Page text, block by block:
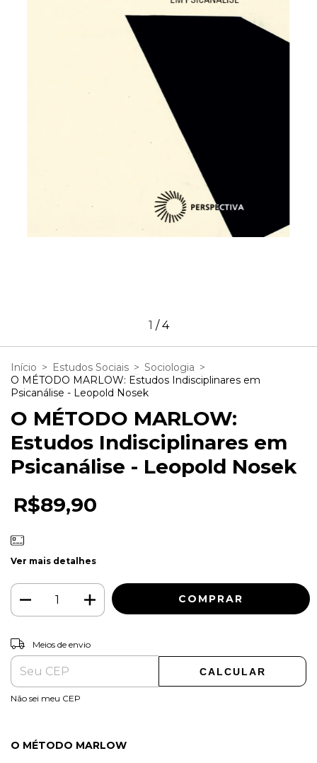
1 /4
Início > Estudos Sociais > Sociologia >
O MÉTODO MARLOW: Estudos Indisciplinares em
Psicanálise - Leopold Nosek
O MÉTODO MARLOW:
Estudos Indisciplinares em
Psicanálise - Leopold Nosek
R$89,90
Ver mais detalhes
Entregas para o CEP:
Meios de envio
CALCULAR
Não sei meu CEP
O MÉTODO MARLOW